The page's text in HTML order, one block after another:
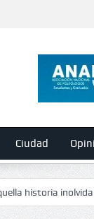
Ciudad
inolvidable El